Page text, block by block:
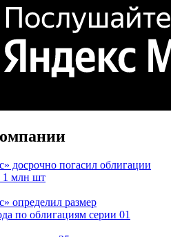
досрочно погасил облигации
1 млн шт
определил размер
по облигациям серии 01